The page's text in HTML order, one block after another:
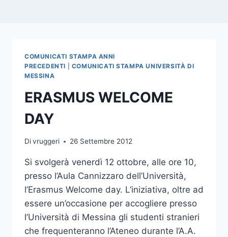
COMUNICATI STAMPA ANNI
PRECEDENTI
COMUNICATI STAMPA UNIVERSITÀ DI
MESSINA
ERASMUS WELCOME
DAY
Divruggeri 26 Settembre 2012
Si svolgerà venerdì 12 ottobre, alle ore 10,
presso l’Aula Cannizzaro dell’Università,
l’Erasmus Welcome day. L’iniziativa, oltre ad
essere un’occasione per accogliere presso
l’Università di Messina gli studenti stranieri
che frequenteranno l’Ateneo durante l’A.A.